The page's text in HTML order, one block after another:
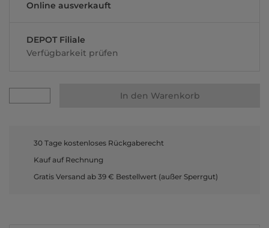
Online ausverkauft
DEPOT Filiale
Verfügbarkeit prüfen
In den Warenkorb
30 Tage kostenloses Rückgaberecht
Kauf auf Rechnung
Gratis Versand ab 39 € Bestellwert (außer Sperrgut)